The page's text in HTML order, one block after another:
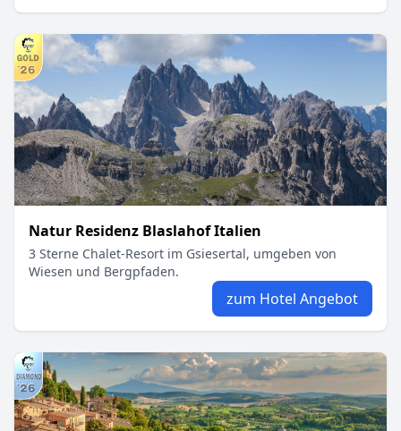
Natur Residenz Blaslahof Italien
3 Sterne Chalet-Resort im Gsiesertal, umgeben von
Wiesen und Bergpfaden.
zum Hotel Angebot